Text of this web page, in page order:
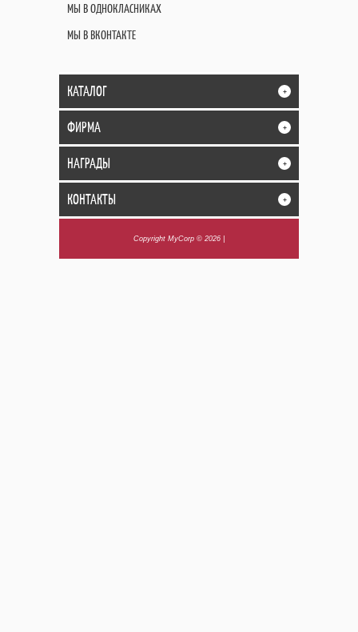
МЫ В ОДНОКЛАСНИКАХ
МЫ В ВКОНТАКТЕ
КАТАЛОГ +
ФИРМА +
НАГРАДЫ +
КОНТАКТЫ +
Copyright MyCorp © 2026